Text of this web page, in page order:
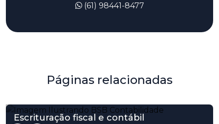
(61) 98441-8477
Páginas relacionadas
Escrituração fiscal e contábil